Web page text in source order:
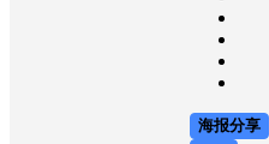
海报分享